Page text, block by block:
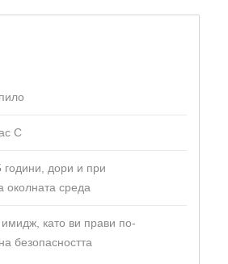
C
години, дори и при
околната среда
като ви прави по-
безопасността